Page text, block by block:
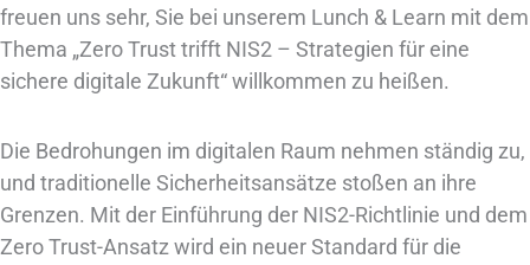
freuen uns sehr, Sie bei unserem Lunch & Learn mit dem
Thema „Zero Trust trifft NIS2 – Strategien für eine
sichere digitale Zukunft“ willkommen zu heißen.
Die Bedrohungen im digitalen Raum nehmen ständig zu,
und traditionelle Sicherheitsansätze stoßen an ihre
Grenzen. Mit der Einführung der NIS2-Richtlinie und dem
Zero Trust-Ansatz wird ein neuer Standard für die